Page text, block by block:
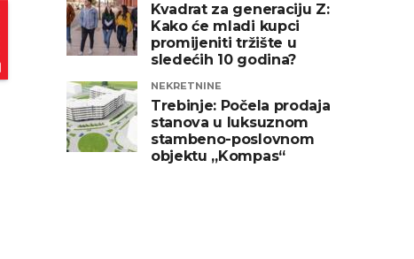
Kvadrat za generaciju Z:
Kako će mladi kupci
promijeniti tržište u
sledećih 10 godina?
NEKRETNINE
Trebinje: Počela prodaja
stanova u luksuznom
stambeno-poslovnom
objektu „Kompas“